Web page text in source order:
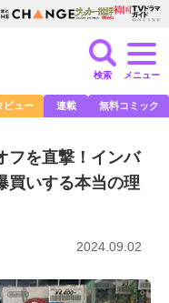
検索 メニュー
ビュー 連載 無料コミック
フを直撃！インバ
買いする本当の理
2024.09.02